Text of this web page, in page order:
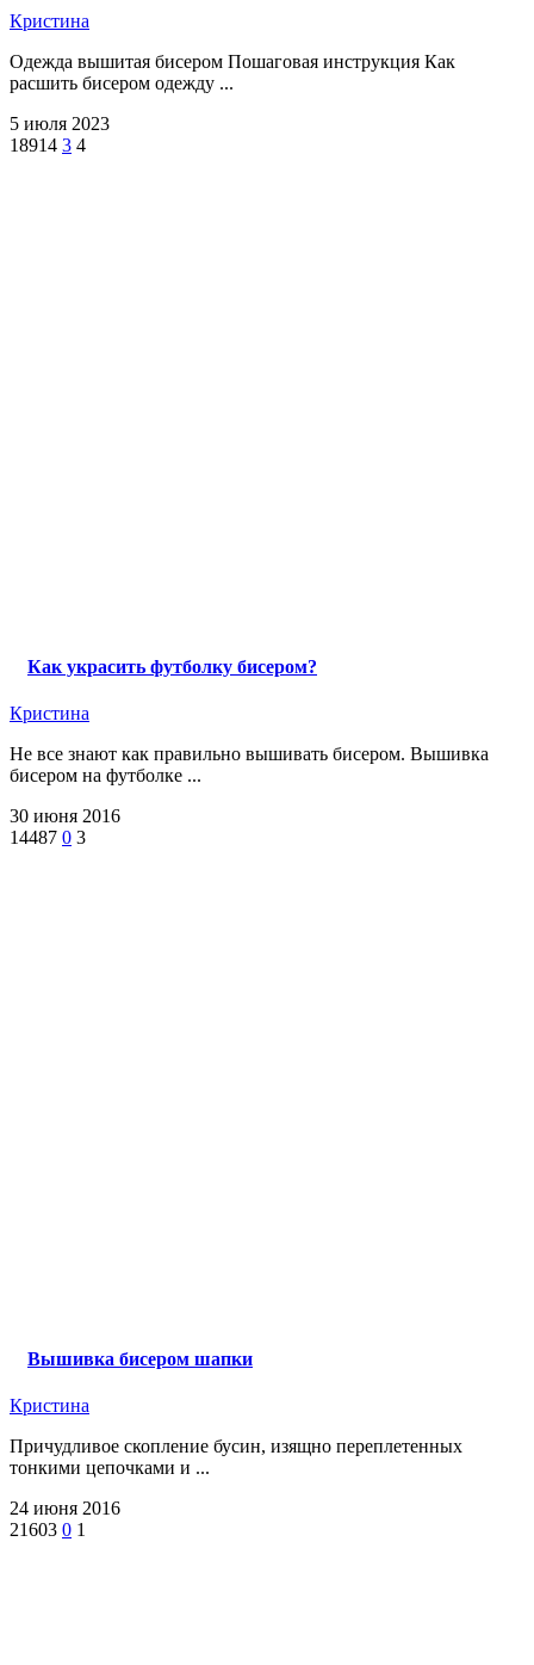
Кристина
Одежда вышитая бисером Пошаговая инструкция Как
расшить бисером одежду ...
5 июля 2023
18914 3 4
Как украсить футболку бисером?
Кристина
Не все знают как правильно вышивать бисером. Вышивка
бисером на футболке ...
30 июня 2016
14487 0 3
Вышивка бисером шапки
Кристина
Причудливое скопление бусин, изящно переплетенных
тонкими цепочками и ...
24 июня 2016
21603 0 1